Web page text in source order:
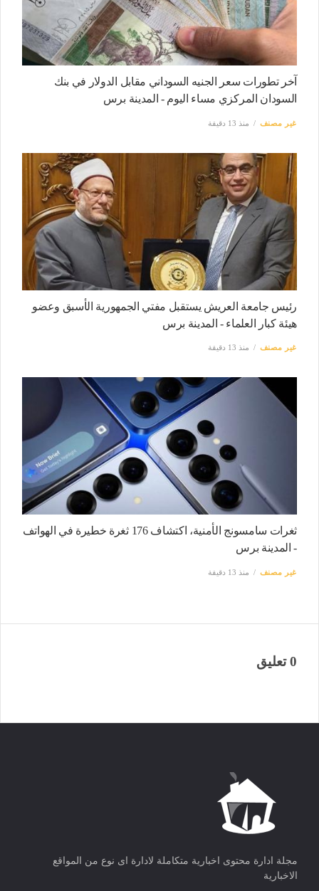
آخر تطورات سعر الجنيه السوداني مقابل الدولار في بنك
السودان المركزي مساء اليوم - المدينة برس
غير مصنف منذ 13 دقيقة
رئيس جامعة العريش يستقبل مفتي الجمهورية الأسبق وعضو
هيئة كبار العلماء - المدينة برس
غير مصنف منذ 13 دقيقة
ثغرات سامسونج الأمنية، اكتشاف 176 ثغرة خطيرة في الهواتف
- المدينة برس
غير مصنف منذ 13 دقيقة
0 تعليق
مجلة ادارة محتوى اخبارية متكاملة لادارة اى نوع من المواقع
الاخبارية